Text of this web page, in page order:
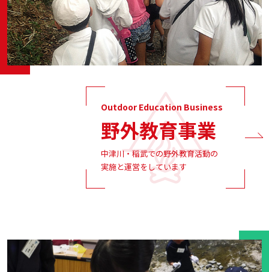
Outdoor Education Business
野外教育事業
中津川・稲武での野外教育活動の
実施と運営をしています